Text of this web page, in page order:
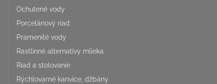
Ochutené vody
Porcelánový riad
Pramenité vody
Rastlinné alternatívy mlieka
Riad a stolovanie
Rýchlovarné kanvice, džbány